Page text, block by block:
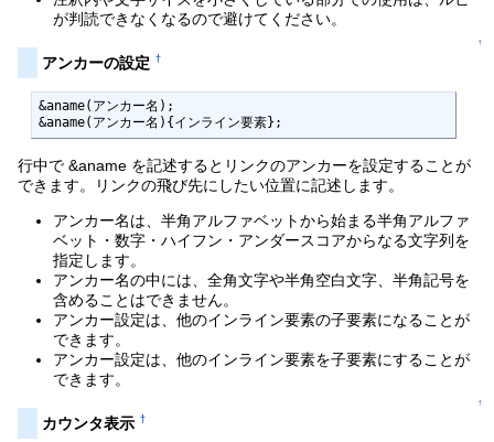
が判読できなくなるので避けてください。
↑
アンカーの設定 †
&aname(アンカー名);
&aname(アンカー名){インライン要素};
行中で &aname を記述するとリンクのアンカーを設定することが
できます。リンクの飛び先にしたい位置に記述します。
アンカー名は、半角アルファベットから始まる半角アルファ
ベット・数字・ハイフン・アンダースコアからなる文字列を
指定します。
アンカー名の中には、全角文字や半角空白文字、半角記号を
含めることはできません。
アンカー設定は、他のインライン要素の子要素になることが
できます。
アンカー設定は、他のインライン要素を子要素にすることが
できます。
↑
カウンタ表示 †